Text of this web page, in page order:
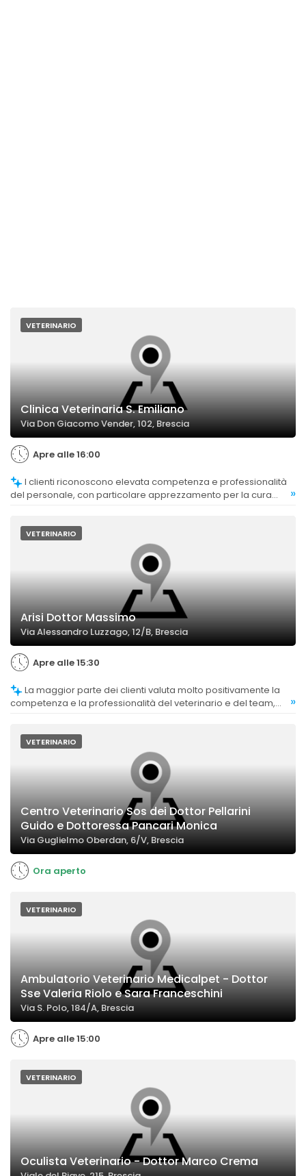
VETERINARIO
Clinica Veterinaria S. Emiliano
Via Don Giacomo Vender, 102, Brescia
Apre alle 16:00
del personale, con particolare apprezzamento per la cura
»
VETERINARIO
Arisi Dottor Massimo
Via Alessandro Luzzago, 12/B, Brescia
Apre alle 15:30
competenza e la professionalità del veterinario e del team,
»
VETERINARIO
Centro Veterinario Sos dei Dottor Pellarini
Guido e Dottoressa Pancari Monica
Via Guglielmo Oberdan, 6/V, Brescia
Ora aperto
VETERINARIO
Ambulatorio Veterinario Medicalpet - Dottor
Sse Valeria Riolo e Sara Franceschini
Via S. Polo, 184/A, Brescia
Apre alle 15:00
VETERINARIO
Oculista Veterinario - Dottor Marco Crema